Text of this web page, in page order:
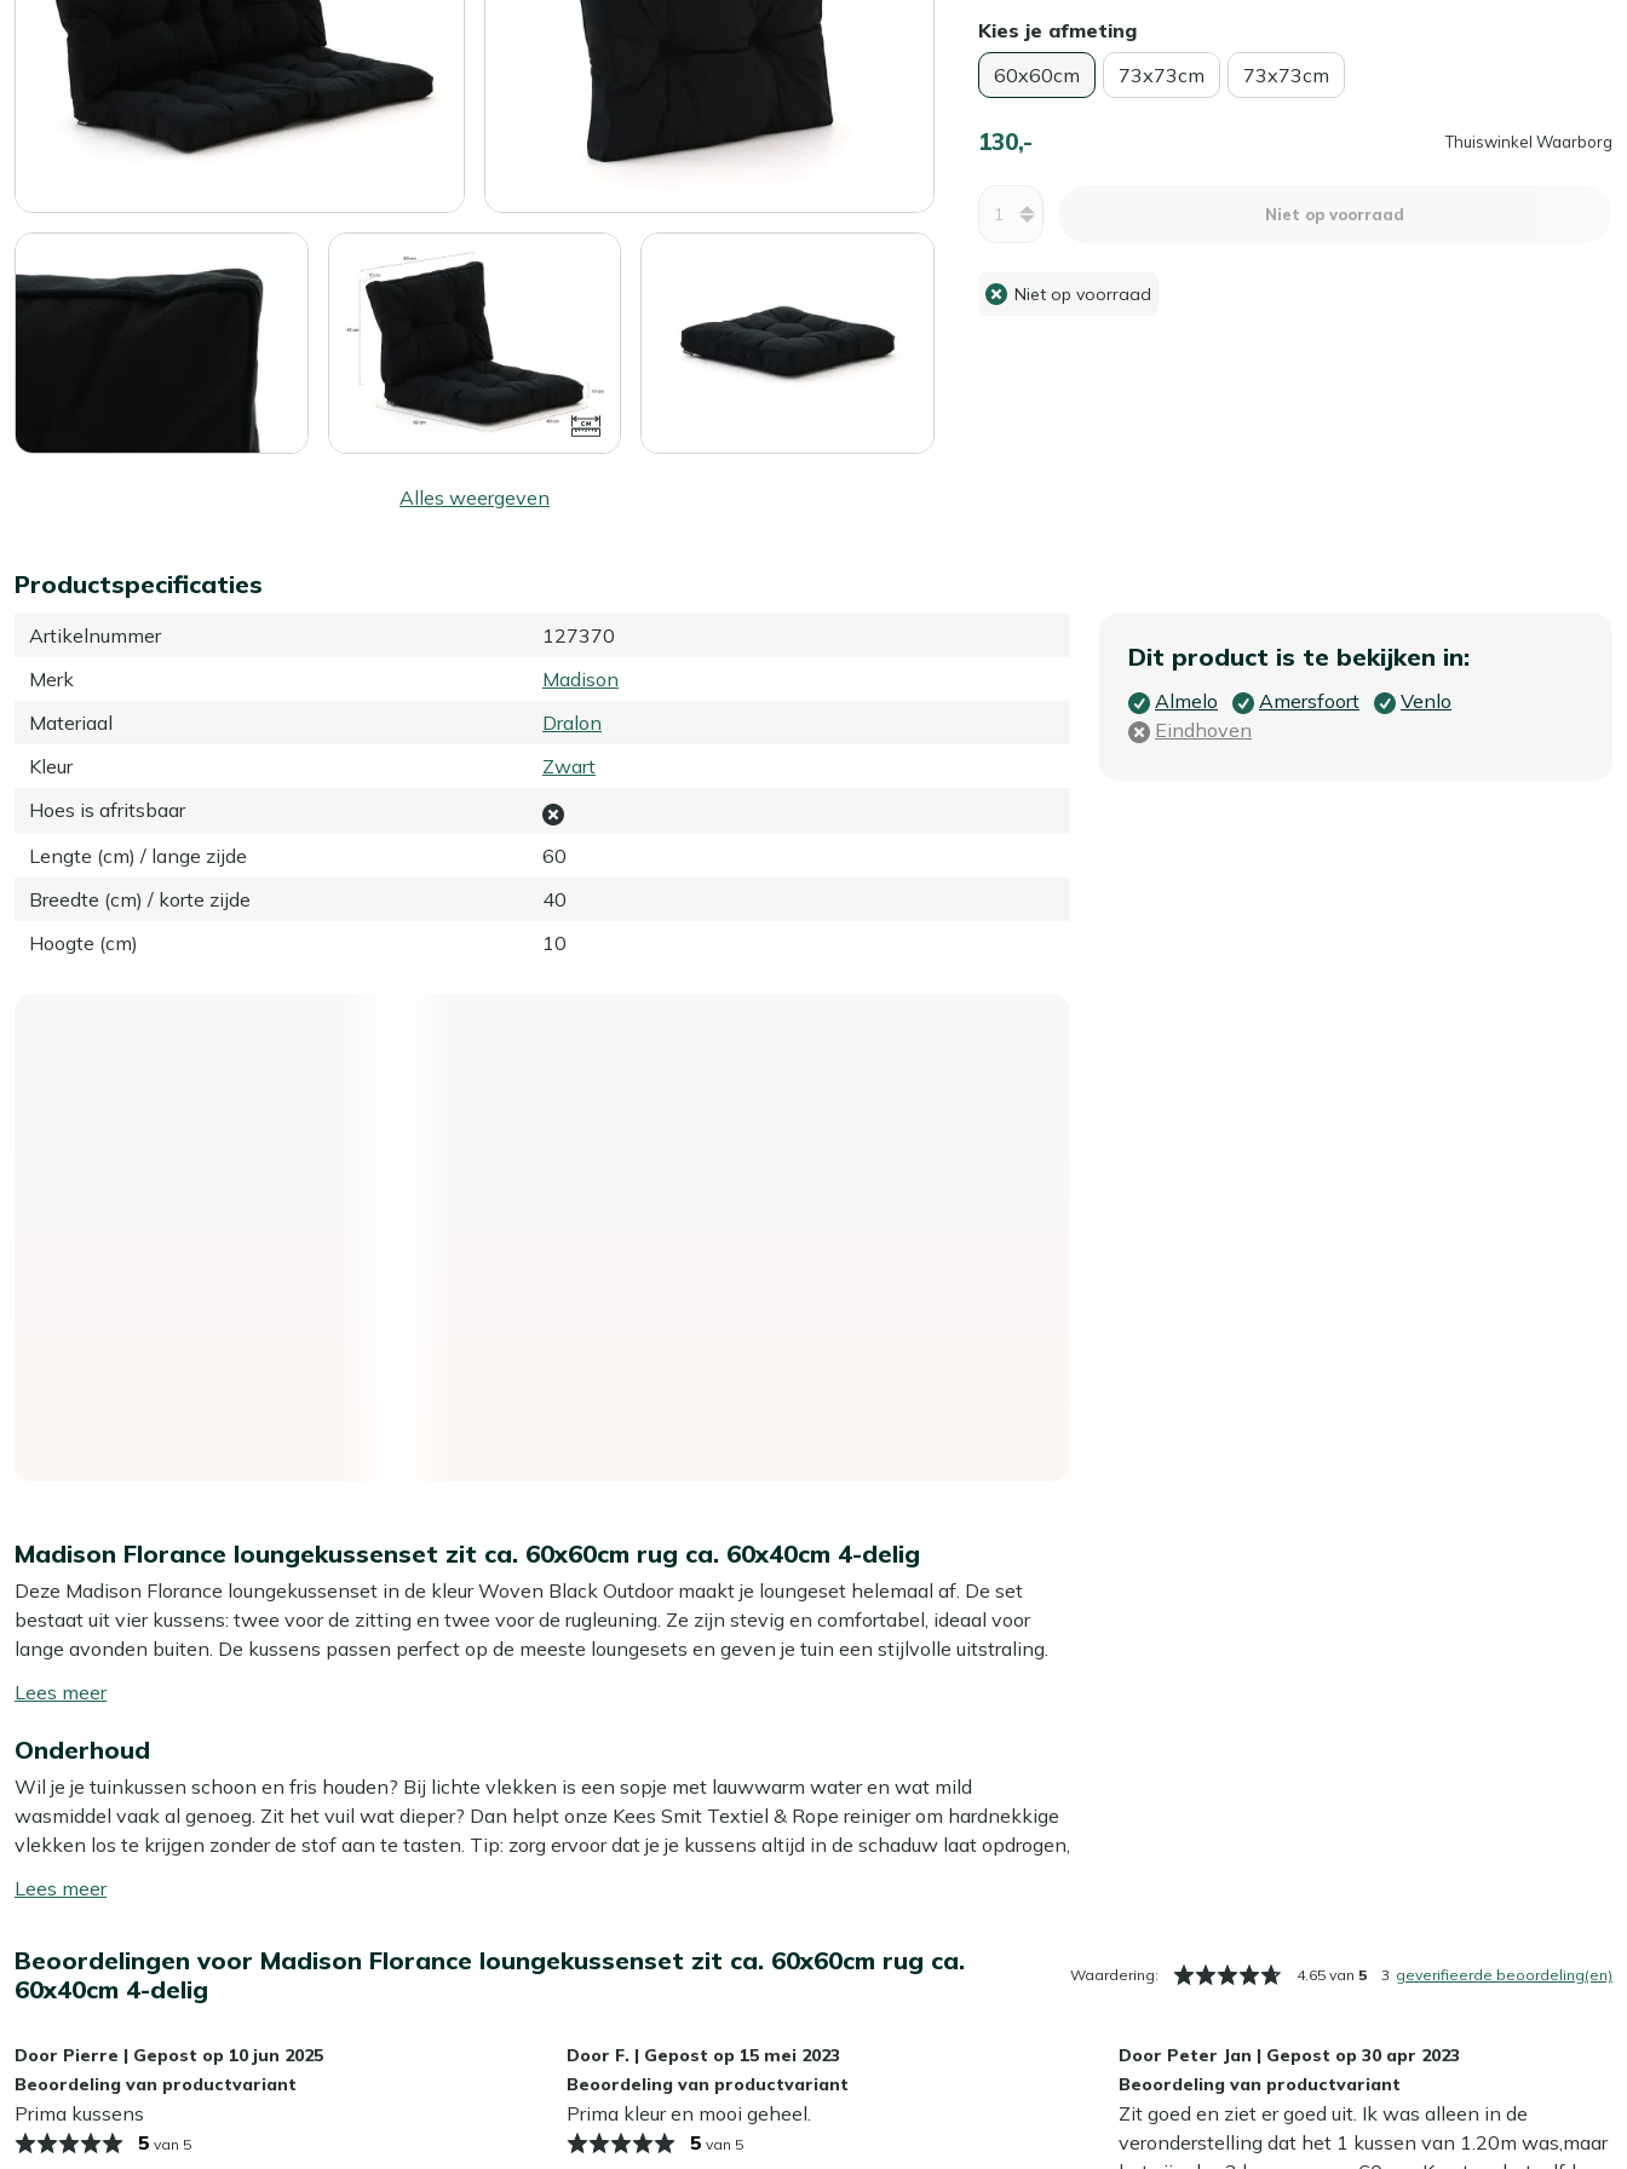
Alles weergeven
Kies je afmeting
60x60cm
73x73cm 73x73cm
130,- Thuiswinkel Waarborg
Niet op voorraad
Niet op voorraad
Productspecificaties
Artikelnummer
127370
Merk
Madison
Materiaal
Dralon
Kleur
Zwart
Hoes is afritsbaar
Lengte (cm) / lange zijde
60
Breedte (cm) / korte zijde
40
Hoogte (cm)
10
Dit product is te bekijken in:
Almelo Amersfoort
Venlo
Eindhoven
Madison Florance loungekussenset zit ca. 60x60cm rug ca. 60x40cm 4-delig
Deze Madison Florance loungekussenset in de kleur Woven Black Outdoor maakt je loungeset helemaal af. De set
bestaat uit vier kussens: twee voor de zitting en twee voor de rugleuning. Ze zijn stevig en comfortabel, ideaal voor
lange avonden buiten. De kussens passen perfect op de meeste loungesets en geven je tuin een stijlvolle uitstraling.
Bekijk meer Loungekussens
Toon/verberg
meer
Onderhoud
Wil je je tuinkussen schoon en fris houden? Bij lichte vlekken is een sopje met lauwwarm water en wat mild
wasmiddel vaak al genoeg. Zit het vuil wat dieper? Dan helpt onze Kees Smit Textiel & Rope reiniger om hardnekkige
vlekken los te krijgen zonder de stof aan te tasten. Tip: zorg ervoor dat je je kussens altijd in de schaduw laat opdrogen,
Smit Textiel & Rope beschermer. Deze maakt je kussens water- en vuilafstotend, zodat ze langer schoon blijven. Dat
bespaart je weer schoonmaakwerk!
Kan ik mijn tuinkussens het hele jaar buiten laten liggen?
Wij adviseren om je tuinkussens droog op te bergen als je ze niet gebruikt. Zelfs de meest waterafstotende stoffen
kunnen op termijn last krijgen van vocht, wat slijtage en schimmel kan veroorzaken. In de herfst en winter bewaar je
je kussens het beste binnen of in een waterdichte opbergbox. Zo blijven ze langer mooi en fris!
Toon/verberg
Beoordelingen voor Madison Florance loungekussenset zit ca. 60x60cm rug ca.
60x40cm 4-delig
Waardering: 4.65 van 5 3 geverifieerde beoordeling(en)
Door Pierre | Gepost op 10 jun 2025
Beoordeling van productvariant
Prima kussens
5 van 5
Door F. | Gepost op 15 mei 2023
Beoordeling van productvariant
Prima kleur en mooi geheel.
5 van 5
Door Peter Jan | Gepost op 30 apr 2023
Beoordeling van productvariant
Zit goed en ziet er goed uit. Ik was alleen in de
veronderstelling dat het 1 kussen van 1.20m was,maar